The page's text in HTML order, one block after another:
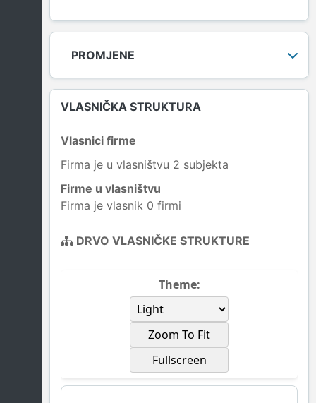
PROMJENE
VLASNIČKA STRUKTURA
Vlasnici firme
Firma je u vlasništvu 2 subjekta
Firme u vlasništvu
Firma je vlasnik 0 firmi
DRVO VLASNIČKE STRUKTURE
Theme:
Zoom To Fit
Fullscreen